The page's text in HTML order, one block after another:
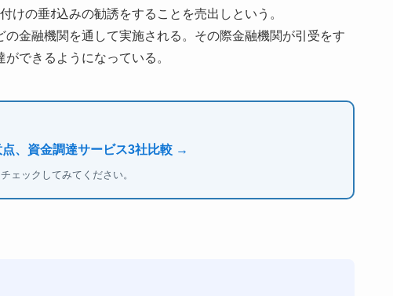
けの垂ｵ込みの勧誘をすることを売出しという。
金融機関を通して実施される。その際金融機関が引受をす
できるようになっている。
、資金調達サービス3社比較 →
ェックしてみてください。